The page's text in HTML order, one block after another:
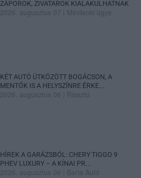
ZÁPOROK, ZIVATAROK KIALAKULHATNAK
2026. augusztus 07 Mindenki ügye
KÉT AUTÓ ÜTKÖZÖTT BOGÁCSON, A
MENTŐK IS A HELYSZÍNRE ÉRKE...
2026. augusztus 06 Riasztó
HÍREK A GARÁZSBÓL: CHERY TIGGO 9
PHEV LUXURY – A KÍNAI PR...
2026. augusztus 06 Barta Autó